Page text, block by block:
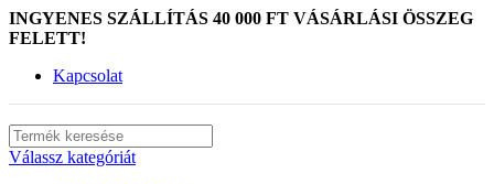
INGYENES SZÁLLÍTÁS 40 000 FT VÁSÁRLÁSI ÖSSZEG
FELETT!
Kapcsolat
Válassz kategóriát